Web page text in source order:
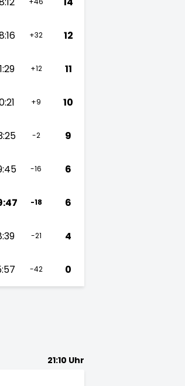
+32 12
+12 11
+9 10
-2 9
-16 6
-18 6
-21 4
-42 0
21:10 Uhr